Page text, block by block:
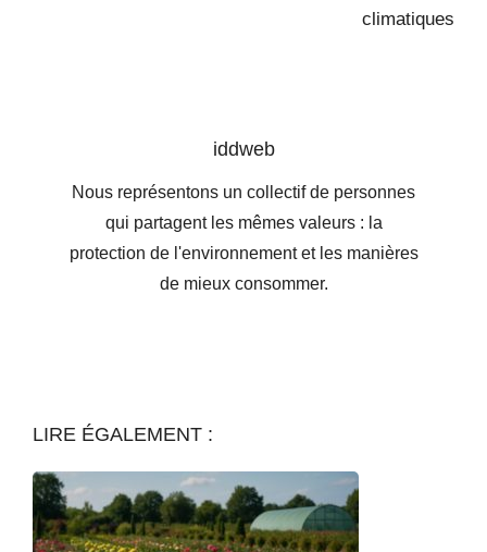
climatiques
iddweb
Nous représentons un collectif de personnes
qui partagent les mêmes valeurs : la
protection de l'environnement et les manières
de mieux consommer.
LIRE ÉGALEMENT :